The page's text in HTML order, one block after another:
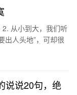
从小到大，我们听
出人头地”，可却很
说说20句，绝